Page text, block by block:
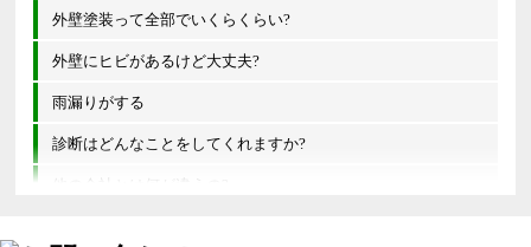
外壁塗装って全部でいくらくらい?
外壁にヒビがあるけど大丈夫?
雨漏りがする
診断はどんなことをしてくれますか?
他の会社とは何が違うの?